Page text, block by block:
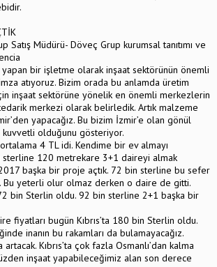
Satış Müdürü- Döveç Grup kurumsal tanıtımı ve
yapan bir işletme olarak inşaat sektörünün önemli
atıyoruz. Bizim orada bu anlamda üretim
inşaat sektörüne yönelik en önemli merkezlerin
merkezi olarak belirledik. Artık malzeme
yapacağız. Bu bizim İzmir’e olan gönül
kuvvetli olduğunu gösteriyor.
4 TL idi. Kendime bir ev almayı
sterline 120 metrekare 3+1 daireyi almak
başka bir proje açtık. 72 bin sterline bu sefer
Bu yeterli olur olmaz derken o daire de gitti.
bin Sterlin oldu. 92 bin sterline 2+1 başka bir
fiyatları bugün Kıbrıs’ta 180 bin Sterlin oldu.
inanın bu rakamları da bulamayacağız.
Kıbrıs’ta çok fazla Osmanlı’dan kalma
inşaat yapabileceğimiz alan son derece